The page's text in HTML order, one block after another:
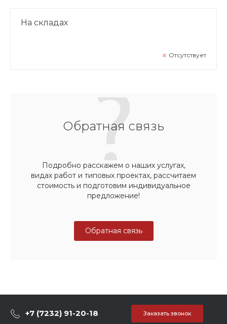
На складах
Отсутствует
Обратная связь
Подробно расскажем о наших услугах,
видах работ и типовых проектах, рассчитаем
стоимость и подготовим индивидуальное
предложение!
Обратная связь
+7 (7232) 91-20-18 Заказать звонок